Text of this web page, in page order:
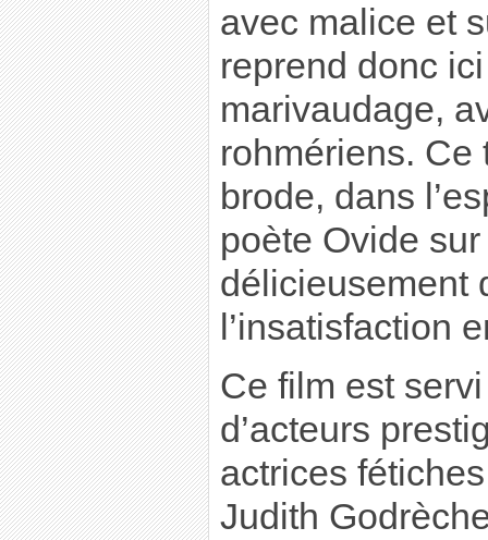
avec malice et
reprend donc
marivaudage,
rohmériens. Ce
brode, dans
poète Ovide
délicieusement
l’insatisfaction
Ce film est
d’acteurs
actrices
Judith